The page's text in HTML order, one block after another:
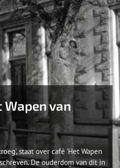
Wapen van
staat over café 'Het Wapen
De ouderdom van dit in